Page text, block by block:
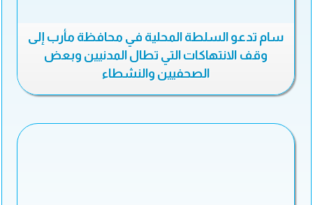
سام تدعو السلطة المحلية في محافظة مأرب إلى
وقف الانتهاكات التي تطال المدنيين وبعض
الصحفيين والنشطاء